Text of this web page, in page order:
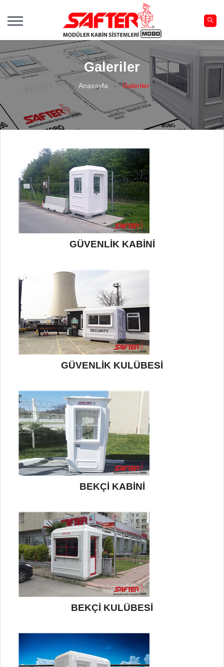
Galeriler
Anasayfa - Galeriler
GÜVENLİK KABİNİ
GÜVENLİK KULÜBESİ
BEKÇİ KABİNİ
BEKÇİ KULÜBESİ